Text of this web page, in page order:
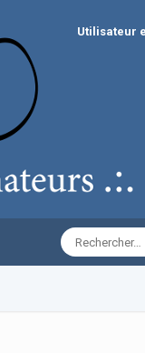
Utilisateur